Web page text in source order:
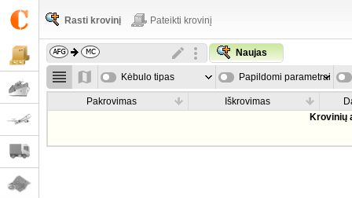
Rasti krovinį Pateikti krovinį
Naujas
Kėbulo tipas Papildomi parametrai
Pakrovimas Iškrovimas
Krovinių